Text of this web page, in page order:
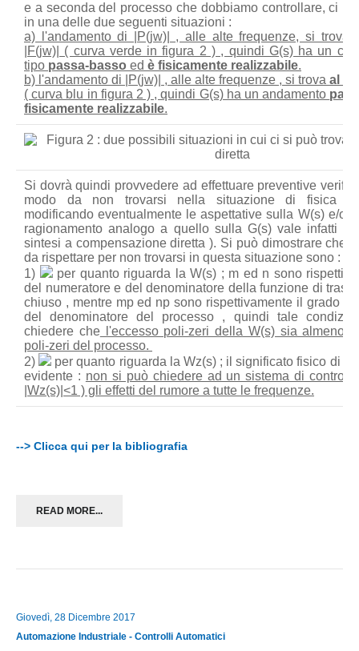
e a seconda del processo che dobbiamo controllare, ci
in una delle due seguenti situazioni :
a) l'andamento di |P(jw)| , alle alte frequenze, si trova
|F(jw)| ( curva verde in figura 2 ) , quindi G(s) ha un
tipo passa-basso ed è fisicamente realizzabile.
b) l'andamento di |P(jw)| , alle alte frequenze , si trova al di
( curva blu in figura 2 ) , quindi G(s) ha un andamento
fisicamente realizzabile.
Si dovrà quindi provvedere ad effettuare preventive
modo da non trovarsi nella situazione di fisica
modificando eventualmente le aspettative sulla W(s) e/o
ragionamento analogo a quello sulla G(s) vale infatti
sintesi a compensazione diretta ). Si può dimostrare che
da rispettare per non trovarsi in questa situazione sono :
1)
per quanto riguarda la W(s) ; m ed n sono
del numeratore e del denominatore della funzione di
chiuso , mentre mp ed np sono rispettivamente il grado
del denominatore del processo , quindi tale
chiedere chel'eccesso poli-zeri della W(s) sia almeno
poli-zeri del processo.
2)
per quanto riguarda la Wz(s) ; il significato fisico di
evidente : non si può chiedere ad un sistema di
|Wz(s)|<1 ) gli effetti del rumore a tutte le frequenze.
--> Clicca qui per la bibliografia
READ MORE...
Giovedì, 28 Dicembre 2017
Automazione Industriale - Controlli Automatici